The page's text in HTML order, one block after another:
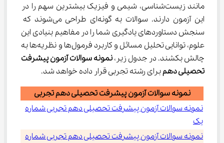
مانند زیست‌شناسی، شیمی و فیزیک بیشترین سهم را در
این آزمون دارند. سوالات به گونه‌ای طراحی می‌شوند که
سنجش دستاوردهای یادگیری شما را در مفاهیم بنیادی این
علوم، توانایی تحلیل مسائل و کاربرد فرمول‌ها و نظریه‌ها به
چالش بکشند. در جدول زیر، نمونه سوالات آزمون پیشرفت
تحصیلی دهم برای رشته تجربی قرار داده خواهد شد.
نمونه سوالات آزمون پیشرفت تحصیلی دهم تجربی
نمونه سوالات آزمون پیشرفت تحصیلی دهم تجربی شماره
یک
نمونه سوالات آزمون پیشرفت تحصیلی دهم تجربی شماره